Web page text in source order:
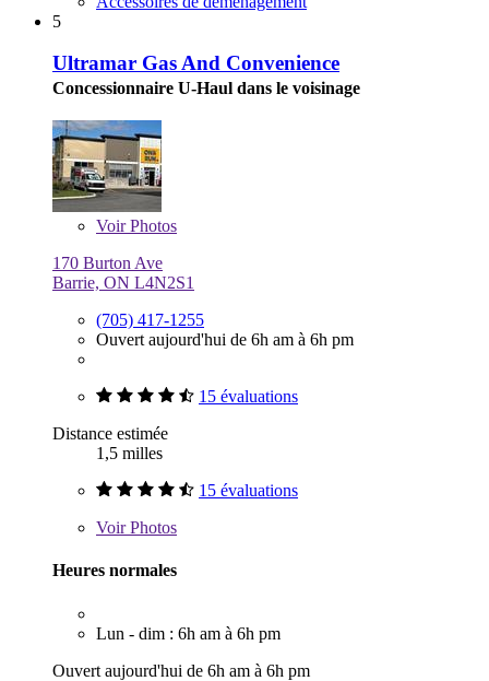
5
Ultramar Gas And Convenience
Concessionnaire U-Haul dans le voisinage
VoirPhotos
170 Burton Ave
Barrie, ON L4N2S1
(705) 417-1255
Ouvert aujourd'hui de 6h am à 6h pm
15 évaluations
Distance estimée
1,5 milles
15 évaluations
VoirPhotos
Heures normales
Lun - dim : 6h am à 6h pm
Ouvert aujourd'hui de 6h am à 6h pm